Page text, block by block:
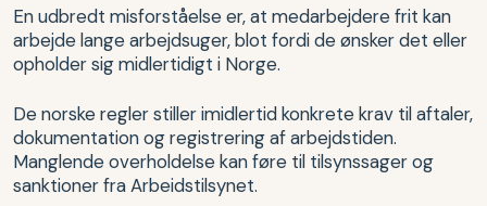
En udbredt misforståelse er, at medarbejdere frit kan
arbejde lange arbejdsuger, blot fordi de ønsker det eller
opholder sig midlertidigt i Norge.
De norske regler stiller imidlertid konkrete krav til aftaler,
dokumentation og registrering af arbejdstiden.
Manglende overholdelse kan føre til tilsynssager og
sanktioner fra Arbeidstilsynet.